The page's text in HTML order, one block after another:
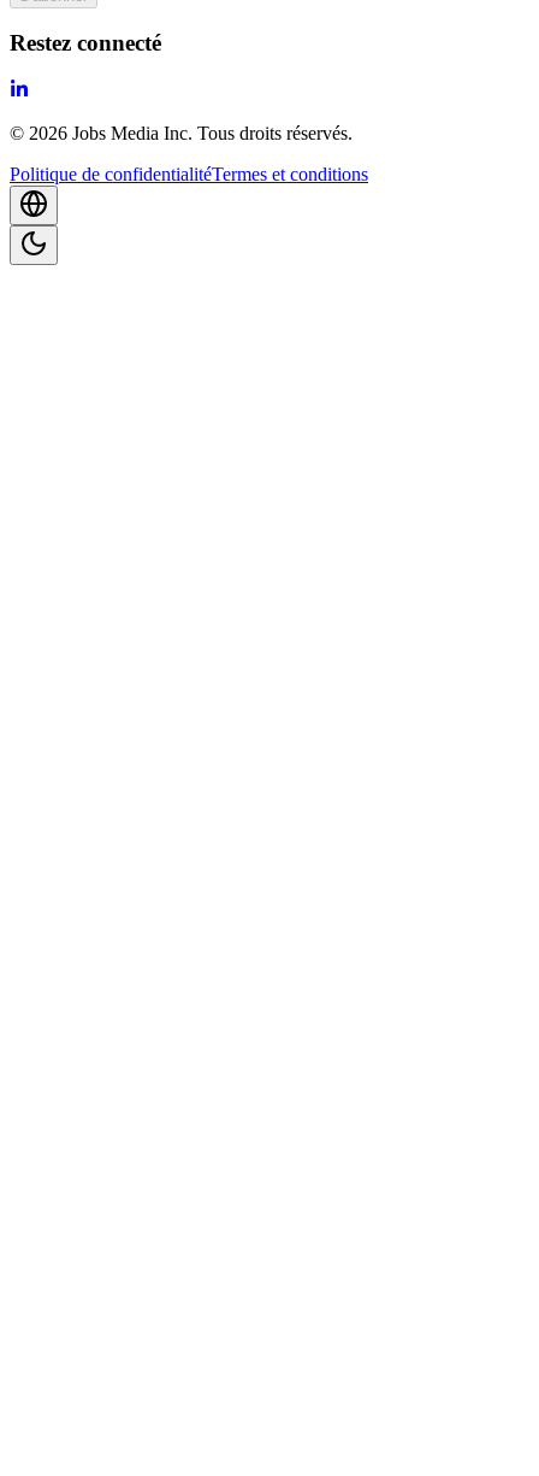
Restez connecté
© 2026 Jobs Media Inc. Tous droits réservés.
Politique de confidentialitéTermes et conditions